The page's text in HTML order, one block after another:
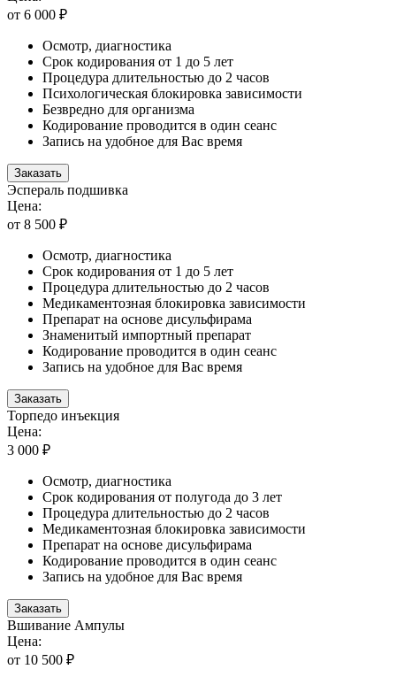
от 6 000 ₽
Осмотр, диагностика
Срок кодирования от 1 до 5 лет
Процедура длительностью до 2 часов
Психологическая блокировка зависимости
Безвредно для организма
Кодирование проводится в один сеанс
Запись на удобное для Вас время
Заказать
Эспераль подшивка
Цена:
от 8 500 ₽
Осмотр, диагностика
Срок кодирования от 1 до 5 лет
Процедура длительностью до 2 часов
Медикаментозная блокировка зависимости
Препарат на основе дисульфирама
Знаменитый импортный препарат
Кодирование проводится в один сеанс
Запись на удобное для Вас время
Заказать
Торпедо инъекция
Цена:
3 000 ₽
Осмотр, диагностика
Срок кодирования от полугода до 3 лет
Процедура длительностью до 2 часов
Медикаментозная блокировка зависимости
Препарат на основе дисульфирама
Кодирование проводится в один сеанс
Запись на удобное для Вас время
Заказать
Вшивание Ампулы
Цена:
от 10 500 ₽